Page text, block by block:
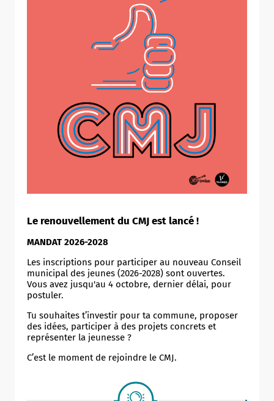
Le renouvellement du CMJ est lancé !
MANDAT 2026-2028
Les inscriptions pour participer au nouveau Conseil
municipal des jeunes (2026-2028) sont ouvertes.
Vous avez jusqu'au 4 octobre, dernier délai, pour
postuler.
Tu souhaites t’investir pour ta commune, proposer
des idées, participer à des projets concrets et
représenter la jeunesse ?
C’est le moment de rejoindre le CMJ.